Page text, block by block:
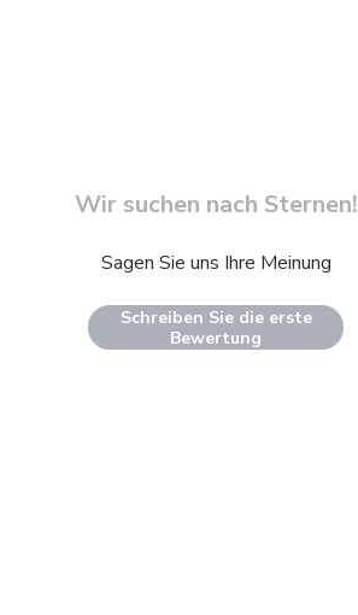
Wir suchen nach Sternen!
Sagen Sie uns Ihre Meinung
Schreiben Sie die erste
Bewertung